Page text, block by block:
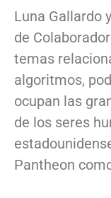
Luna Gallardo
de
temas
algoritmos,
ocupan las
de los seres
Pantheon